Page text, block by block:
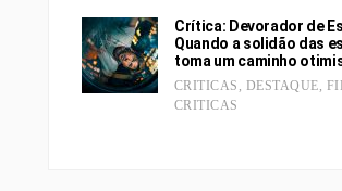
Crítica: Devorador de
Quando a solidão das
toma um caminho
CRITICAS , DESTAQUE,
CRITICAS